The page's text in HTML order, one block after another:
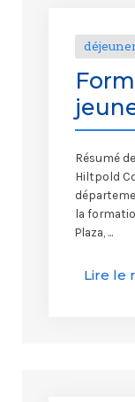
Résumé
Hiltpold
la
Plaza, ...
Lire le